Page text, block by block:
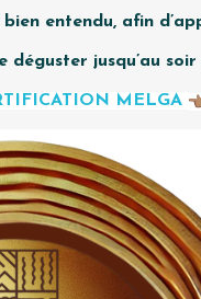
entendu, afin
déguster jusqu’au
MELGA